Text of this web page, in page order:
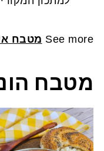
See more מטבח
מטבח